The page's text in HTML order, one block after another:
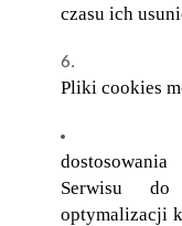
czasu ich
Pliki cookies
Serwisu do
optymalizacji